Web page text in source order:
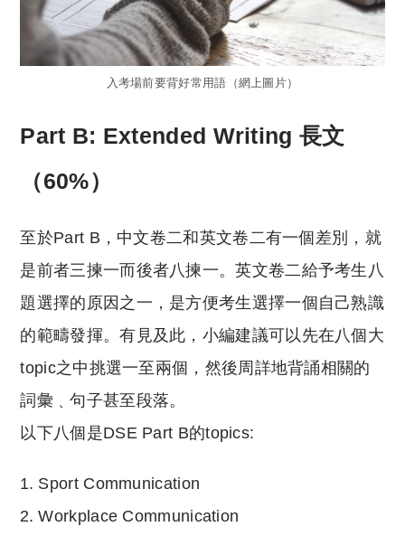
入考場前要背好常用語（網上圖片）
Part B: Extended Writing 長文
（60%）
至於Part B，中文卷二和英文卷二有一個差別，就
是前者三揀一而後者八揀一。英文卷二給予考生八
題選擇的原因之一，是方便考生選擇一個自己熟識
的範疇發揮。有見及此，小編建議可以先在八個大
topic之中挑選一至兩個，然後周詳地背誦相關的
詞彙﹑句子甚至段落。
以下八個是DSE Part B的topics:
Sport Communication
Workplace Communication